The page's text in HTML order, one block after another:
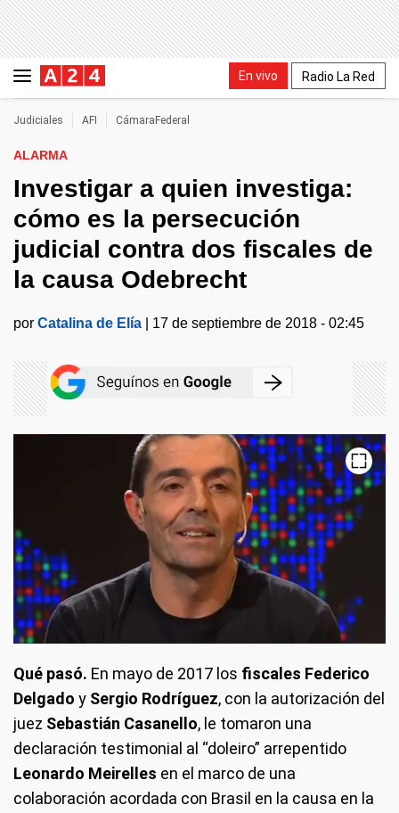
En vivo Radio La Red
Judiciales AFI CámaraFederal
ALARMA
Investigar a quien investiga:
cómo es la persecución
judicial contra dos fiscales de
la causa Odebrecht
por Catalina de Elía 17 de septiembre de 2018 - 02:45
Qué pasó. En mayo de 2017 los fiscales Federico
Delgado y Sergio Rodríguez, con la autorización del
juez Sebastián Casanello, le tomaron una
declaración testimonial al “doleiro” arrepentido
Leonardo Meirelles en el marco de una
colaboración acordada con Brasil en la causa en la